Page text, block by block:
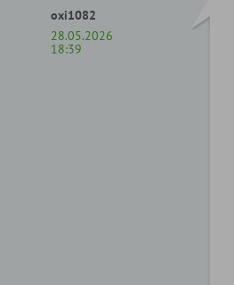
oxi1082
28.05.2026
18:39